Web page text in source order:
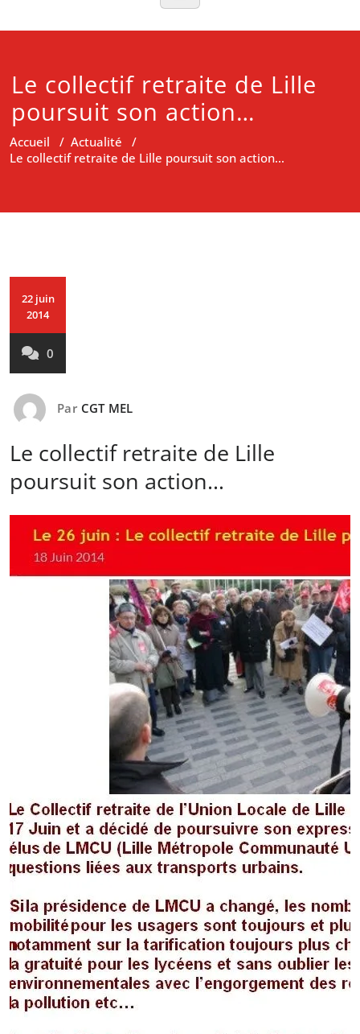
Le collectif retraite de Lille
poursuit son action…
Accueil / Actualité /
Le collectif retraite de Lille poursuit son action…
22 juin
2014
0
Par CGT MEL
Le collectif retraite de Lille
poursuit son action…